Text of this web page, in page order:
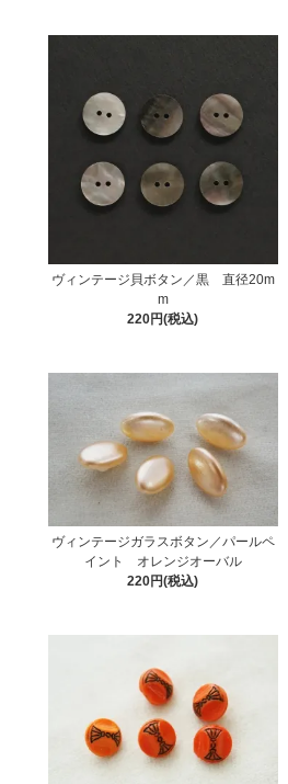
ヴィンテージ貝ボタン／黒 直径20m
m
220円(税込)
ヴィンテージガラスボタン／パールペ
イント オレンジオーバル
220円(税込)